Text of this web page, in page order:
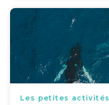
Les petites activités